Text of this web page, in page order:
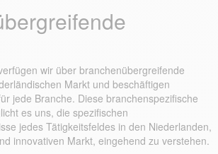
wir über branchenübergreifende
Markt und beschäftigen
jede Branche. Diese branchenspezifische
es uns, die spezifischen
jedes Tätigkeitsfeldes in den Niederlanden,
innovativen Markt, eingehend zu verstehen.